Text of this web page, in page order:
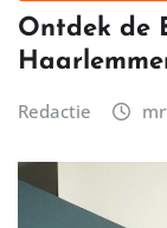
Ontdek de
Redactie